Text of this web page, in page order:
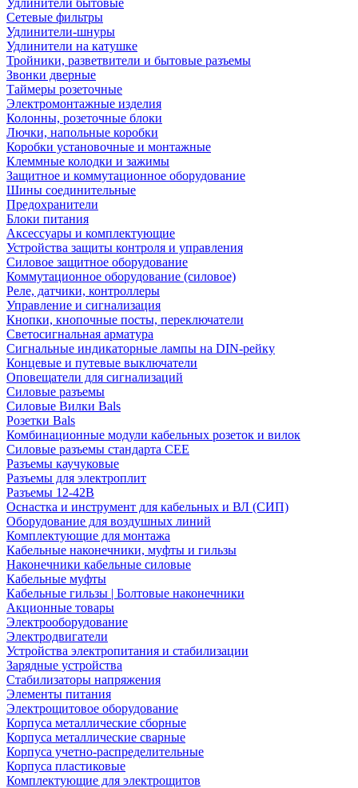
Удлинители бытовые
Сетевые фильтры
Удлинители-шнуры
Удлинители на катушке
Тройники, разветвители и бытовые разъемы
Звонки дверные
Таймеры розеточные
Электромонтажные изделия
Колонны, розеточные блоки
Лючки, напольные коробки
Коробки установочные и монтажные
Клеммные колодки и зажимы
Защитное и коммутационное оборудование
Шины соединительные
Предохранители
Блоки питания
Аксессуары и комплектующие
Устройства защиты контроля и управления
Силовое защитное оборудование
Коммутационное оборудование (силовое)
Реле, датчики, контроллеры
Управление и сигнализация
Кнопки, кнопочные посты, переключатели
Светосигнальная арматура
Сигнальные индикаторные лампы на DIN-рейку
Концевые и путевые выключатели
Оповещатели для сигнализаций
Силовые разъемы
Силовые Вилки Bals
Розетки Bals
Комбинационные модули кабельных розеток и вилок
Силовые разъемы стандарта CEE
Разъемы каучуковые
Разъемы для электроплит
Разъемы 12-42В
Оснастка и инструмент для кабельных и ВЛ (СИП)
Оборудование для воздушных линий
Комплектующие для монтажа
Кабельные наконечники, муфты и гильзы
Наконечники кабельные силовые
Кабельные муфты
Кабельные гильзы | Болтовые наконечники
Акционные товары
Электрооборудование
Электродвигатели
Устройства электропитания и стабилизации
Зарядные устройства
Стабилизаторы напряжения
Элементы питания
Электрощитовое оборудование
Корпуса металлические сборные
Корпуса металлические сварные
Корпуса учетно-распределительные
Корпуса пластиковые
Комплектующие для электрощитов